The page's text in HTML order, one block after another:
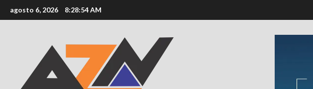
al
agosto 6, 2026 8:28:56 AM